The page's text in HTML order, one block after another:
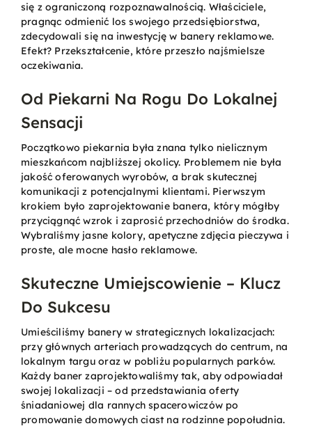
Koszyk
się z ograniczoną rozpoznawalnością. Właściciele,
pragnąc odmienić los swojego przedsiębiorstwa,
zdecydowali się na inwestycję w banery reklamowe.
Efekt? Przekształcenie, które przeszło najśmielsze
oczekiwania.
Od Piekarni Na Rogu Do Lokalnej
Sensacji
Początkowo piekarnia była znana tylko nielicznym
mieszkańcom najbliższej okolicy. Problemem nie była
jakość oferowanych wyrobów, a brak skutecznej
komunikacji z potencjalnymi klientami. Pierwszym
krokiem było zaprojektowanie banera, który mógłby
przyciągnąć wzrok i zaprosić przechodniów do środka.
Wybraliśmy jasne kolory, apetyczne zdjęcia pieczywa i
proste, ale mocne hasło reklamowe.
Skuteczne Umiejscowienie – Klucz
Do Sukcesu
Umieściliśmy banery w strategicznych lokalizacjach:
przy głównych arteriach prowadzących do centrum, na
lokalnym targu oraz w pobliżu popularnych parków.
Każdy baner zaprojektowaliśmy tak, aby odpowiadał
swojej lokalizacji – od przedstawiania oferty
śniadaniowej dla rannych spacerowiczów po
promowanie domowych ciast na rodzinne popołudnia.